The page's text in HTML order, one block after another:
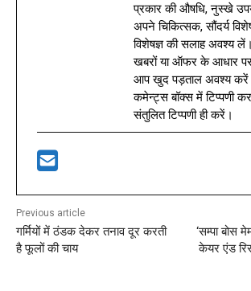
प्रकार की औषधि, नुस्खे
अपने चिकित्सक, सौंदर्य
विशेषज्ञ की सलाह अवश्य
खबरों या ऑफर के आधार पर
आप खुद पड़ताल अवश्य
कमेन्ट्स बॉक्स में टिप्पणी
संतुलित टिप्पणी ही करें।
Previous article
गर्मियों में ठंडक देकर तनाव दूर करती
है फूलों की चाय
‘सम्पा बोस
केयर एंड